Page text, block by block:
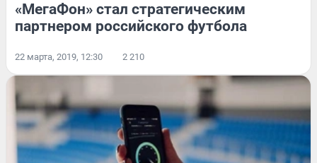
«МегаФон» стал стратегическим
партнером российского футбола
22 марта, 2019, 12:30 2 210